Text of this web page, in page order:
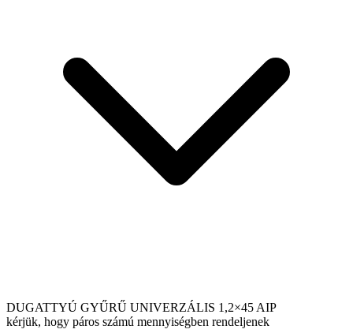
DUGATTYÚ GYŰRŰ UNIVERZÁLIS 1,2×45 AIP
kérjük, hogy páros számú mennyiségben rendeljenek